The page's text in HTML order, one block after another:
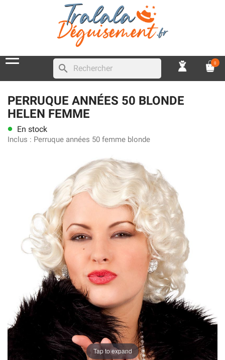
search 0
PERRUQUE ANNÉES 50 BLONDE
HELEN FEMME
lens En stock
Inclus : Perruque années 50 femme blonde
Tap to expand